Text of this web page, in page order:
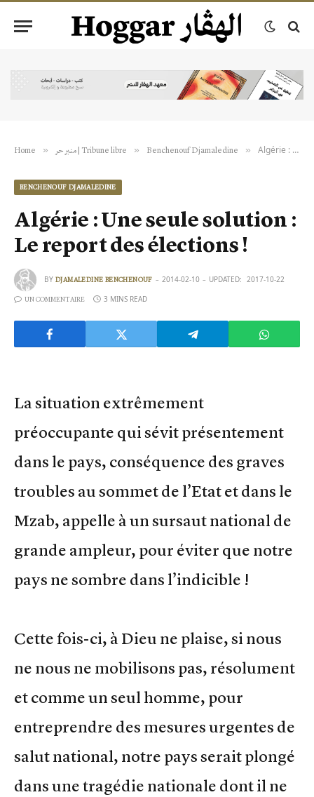
Home » منبر حر | Tribune libre » Benchenouf Djamaledine » Algérie : Une seule solution : Le report des élections !
BENCHENOUF DJAMALEDINE
Algérie : Une seule solution :
Le report des élections !
BY DJAMALEDINE BENCHENOUF 2014-02-10 UPDATED: 2017-10-22
UN COMMENTAIRE 3 MINS READ
La situation extrêmement
préoccupante qui sévit présentement
dans le pays, conséquence des graves
troubles au sommet de l’Etat et dans le
Mzab, appelle à un sursaut national de
grande ampleur, pour éviter que notre
pays ne sombre dans l’indicible !
Cette fois-ci, à Dieu ne plaise, si nous
ne nous ne mobilisons pas, résolument
et comme un seul homme, pour
entreprendre des mesures urgentes de
salut national, notre pays serait plongé
dans une tragédie nationale dont il ne